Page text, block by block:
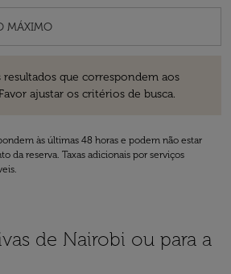
que correspondem aos
ajustar os critérios de busca.
às últimas 48 horas e podem não estar
da reserva. Taxas adicionais por serviços
de Nairobi ou para a